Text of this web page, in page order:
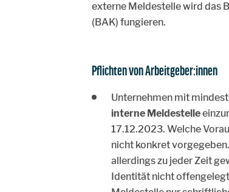
externe Meldestelle wird das
(BAK) fungieren.
Pflichten von Arbeitgeber:innen
Unternehmen mit
interne Meldestelle
17.12.2023. Welche
nicht konkret
allerdings zu jeder Zeit
Identität nicht